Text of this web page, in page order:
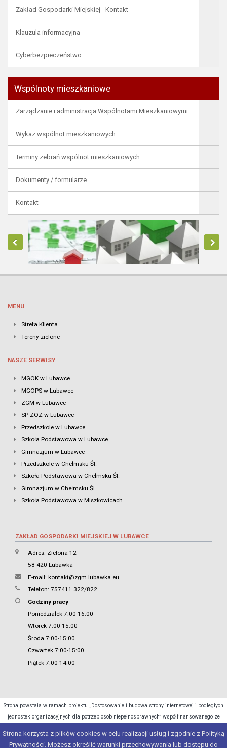
Strona korzysta z plików cookies w celu realizacji usług i zgodnie z Polityką
Prywatności. Możesz określić warunki przechowywania lub dostępu do
Zakład Gospodarki Miejskiej - Kontakt
Klauzula informacyjna
Cyberbezpieczeństwo
Wspólnoty mieszkaniowe
Zarządzanie i administracja Wspólnotami Mieszkaniowymi
Wykaz wspólnot mieszkaniowych
Terminy zebrań wspólnot mieszkaniowych
Dokumenty / formularze
Kontakt
MENU
Strefa Klienta
Tereny zielone
NASZE SERWISY
MGOK w Lubawce
MGOPS w Lubawce
ZGM w Lubawce
SP ZOZ w Lubawce
Przedszkole w Lubawce
Szkoła Podstawowa w Lubawce
Gimnazjum w Lubawce
Przedszkole w Chełmsku Śl.
Szkoła Podstawowa w Chełmsku Śl.
Gimnazjum w Chełmsku Śl.
Szkoła Podstawowa w Miszkowicach.
ZAKŁAD GOSPODARKI MIEJSKIEJ W LUBAWCE
Adres: Zielona 12
58-420 Lubawka
E-mail: kontakt@zgm.lubawka.eu
Telefon: 757411 322/822
Godziny pracy
Poniedziałek 7:00-16:00
Wtorek 7:00-15:00
Środa 7:00-15:00
Czwartek 7:00-15:00
Piątek 7:00-14:00
Strona powstała w ramach projektu „Dostosowanie i budowa strony internetowej i podległych
jednostek organizacyjnych dla potrzeb osob niepełnosprawnych” współfinansowanego ze